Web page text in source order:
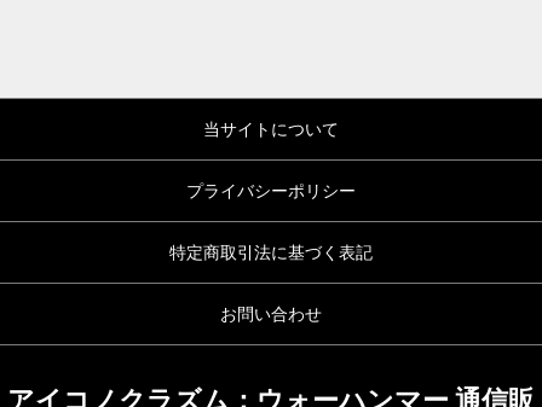
当サイトについて
プライバシーポリシー
特定商取引法に基づく表記
お問い合わせ
アイコノクラズム：ウォーハンマー 通信販